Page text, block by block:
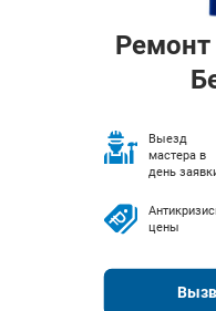
Ремонт
Выезд
мастера в
день
цены